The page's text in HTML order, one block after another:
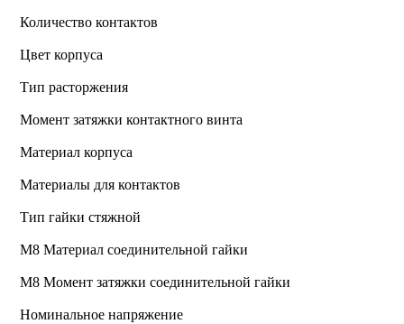
Количество контактов
Цвет корпуса
Тип расторжения
Момент затяжки контактного винта
Материал корпуса
Материалы для контактов
Тип гайки стяжной
М8 Материал соединительной гайки
M8 Момент затяжки соединительной гайки
Номинальное напряжение